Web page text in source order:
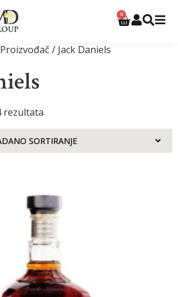
0
/ Jack Daniels
rezultata